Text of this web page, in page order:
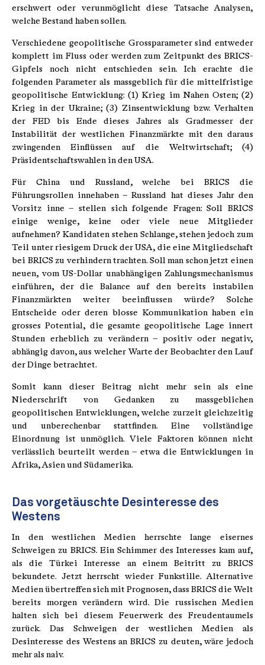
erschwert oder verunmöglicht diese Tatsache Analysen,
welche Bestand haben sollen.
Verschiedene geopolitische Grossparameter sind entweder
komplett im Fluss oder werden zum Zeitpunkt des BRICS-
Gipfels noch nicht entschieden sein. Ich erachte die
folgenden Parameter als massgeblich für die mittelfristige
geopolitische Entwicklung: (1) Krieg im Nahen Osten; (2)
Krieg in der Ukraine; (3) Zinsentwicklung bzw. Verhalten
der FED bis Ende dieses Jahres als Gradmesser der
Instabilität der westlichen Finanzmärkte mit den daraus
zwingenden Einflüssen auf die Weltwirtschaft; (4)
Präsidentschaftswahlen in den USA.
Für China und Russland, welche bei BRICS die
Führungsrollen innehaben – Russland hat dieses Jahr den
Vorsitz inne – stellen sich folgende Fragen: Soll BRICS
einige wenige, keine oder viele neue Mitglieder
aufnehmen? Kandidaten stehen Schlange, stehen jedoch zum
Teil unter riesigem Druck der USA, die eine Mitgliedschaft
bei BRICS zu verhindern trachten. Soll man schon jetzt einen
neuen, vom US-Dollar unabhängigen Zahlungsmechanismus
einführen, der die Balance auf den bereits instabilen
Finanzmärkten weiter beeinflussen würde? Solche
Entscheide oder deren blosse Kommunikation haben ein
grosses Potential, die gesamte geopolitische Lage innert
Stunden erheblich zu verändern – positiv oder negativ,
abhängig davon, aus welcher Warte der Beobachter den Lauf
der Dinge betrachtet.
Somit kann dieser Beitrag nicht mehr sein als eine
Niederschrift von Gedanken zu massgeblichen
geopolitischen Entwicklungen, welche zurzeit gleichzeitig
und unberechenbar stattfinden. Eine vollständige
Einordnung ist unmöglich. Viele Faktoren können nicht
verlässlich beurteilt werden – etwa die Entwicklungen in
Afrika, Asien und Südamerika.
Das vorgetäuschte Desinteresse des
Westens
In den westlichen Medien herrschte lange eisernes
Schweigen zu BRICS. Ein Schimmer des Interesses kam auf,
als die Türkei Interesse an einem Beitritt zu BRICS
bekundete. Jetzt herrscht wieder Funkstille. Alternative
Medien übertreffen sich mit Prognosen, dass BRICS die Welt
bereits morgen verändern wird. Die russischen Medien
halten sich bei diesem Feuerwerk des Freudentaumels
zurück. Das Schweigen der westlichen Medien als
Desinteresse des Westens an BRICS zu deuten, wäre jedoch
mehr als naiv.